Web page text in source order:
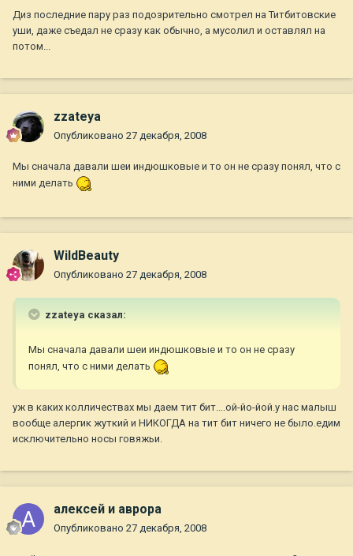
Диз последние пару раз подозрительно смотрел на Титбитовские
уши, даже съедал не сразу как обычно, а мусолил и оставлял на
потом...
zzateya
Опубликовано 27 декабря, 2008
Мы сначала давали шеи индюшковые и то он не сразу понял, что с
ними делать
WildBeauty
Опубликовано 27 декабря, 2008
zzateya сказал:
Мы сначала давали шеи индюшковые и то он не сразу
понял, что с ними делать
уж в каких колличествах мы даем тит бит....ой-йо-йой.у нас малыш
вообще алергик жуткий и НИКОГДА на тит бит ничего не было.едим
исключительно носы говяжьи.
алексей и аврора
Опубликовано 27 декабря, 2008